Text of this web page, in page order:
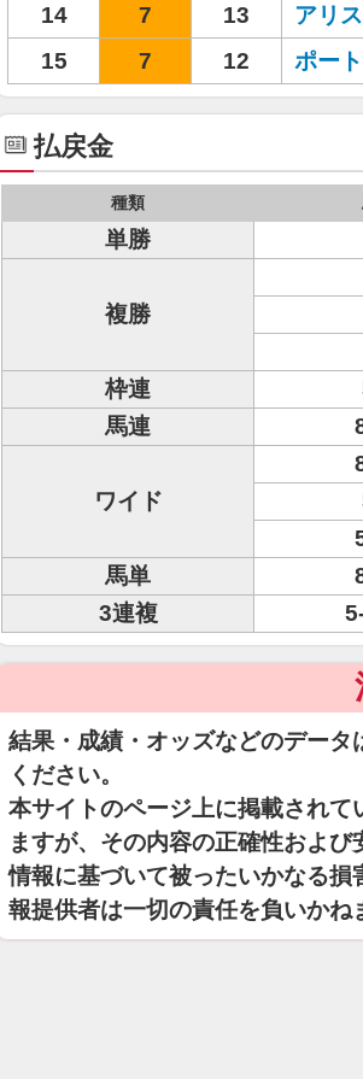
14
7 13 アリ
15
7 12 ポー
払戻金
種類
単勝
複勝
枠連
馬連
ワイド
馬単
3連複
結果・成績・オッズなどのデー
ください。
本サイトのページ上に掲載されて
ますが、その内容の正確性およ
情報に基づいて被ったいかなる
報提供者は一切の責任を負いかね